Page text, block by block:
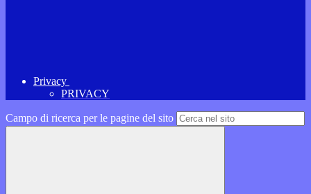
Privacy
PRIVACY
Campo di ricerca per le pagine del sito